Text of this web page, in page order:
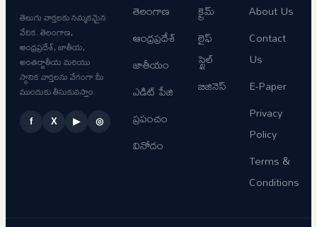
తెలుగు వార్తలకు నమ్మకమైన
వేదిక. తెలంగాణ,
ఆంధ్రప్రదేశ్, జాతీయ,
అంతర్జాతీయ మరియు
స్థానిక వార్తలను వేగంగా మీ
ముందుకు తీసుకువస్తాం.
f X ▶ ◎
తెలంగాణ
ఆంధ్రప్రదేశ్
జాతీయం
ఎడిట్ పేజి
ప్రపంచం
వినోదం
క్రైమ్
లైఫ్
స్టైల్
బిజినెస్
About Us
Contact
Us
E-Paper
Privacy
Policy
Terms &
Conditions